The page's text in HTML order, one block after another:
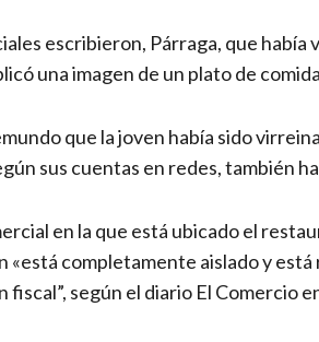
escribieron, Párraga, que había
una imagen de un plato de
que la joven había sido
sus cuentas en redes, también
en la que está ubicado el
«está completamente aislado y
fiscal”, según el diario El Comercio